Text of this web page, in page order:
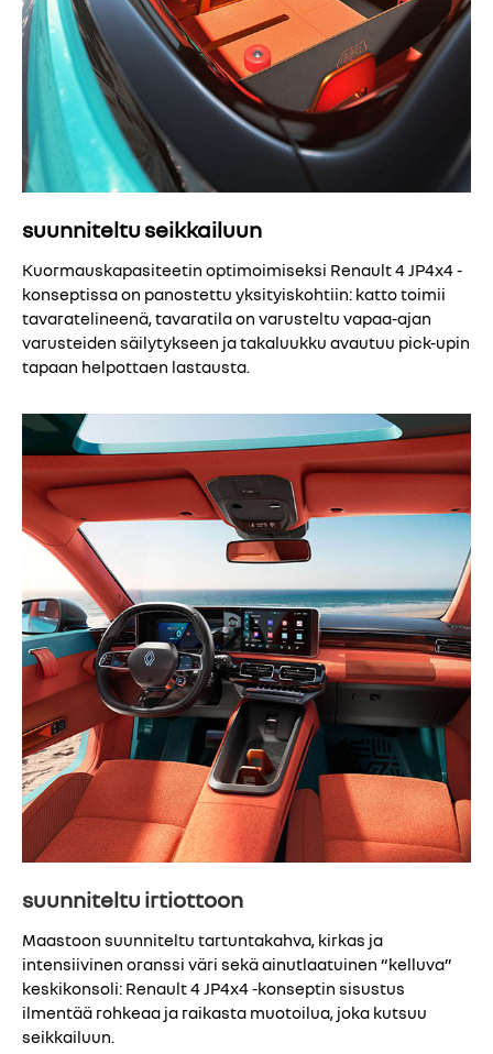
suunniteltu seikkailuun
Kuormauskapasiteetin optimoimiseksi Renault 4 JP4x4 -
konseptissa on panostettu yksityiskohtiin: katto toimii
tavaratelineenä, tavaratila on varusteltu vapaa-ajan
varusteiden säilytykseen ja takaluukku avautuu pick-upin
tapaan helpottaen lastausta.
suunniteltu irtiottoon
Maastoon suunniteltu tartuntakahva, kirkas ja
intensiivinen oranssi väri sekä ainutlaatuinen “kelluva”
keskikonsoli: Renault 4 JP4x4 -konseptin sisustus
ilmentää rohkeaa ja raikasta muotoilua, joka kutsuu
seikkailuun.